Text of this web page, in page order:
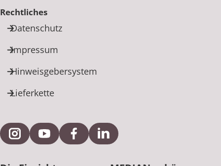
Rechtliches
Datenschutz
Impressum
Hinweisgebersystem
Lieferkette
Externe Verlinkung zu Instagram
Externe Verlinkung zu YouTube
Externe Verlinkung zu Facebook
Externe Verlinkung zu